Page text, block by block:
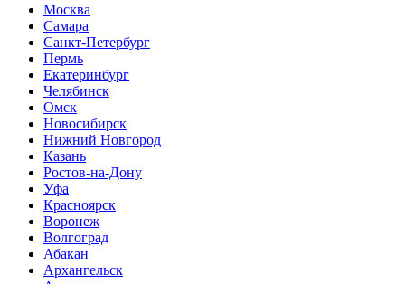
Москва
Самара
Санкт-Петербург
Пермь
Екатеринбург
Челябинск
Омск
Новосибирск
Нижний Новгород
Казань
Ростов-на-Дону
Уфа
Красноярск
Воронеж
Волгоград
Абакан
Архангельск